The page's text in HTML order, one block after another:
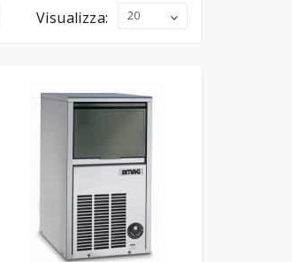
Visualizza: